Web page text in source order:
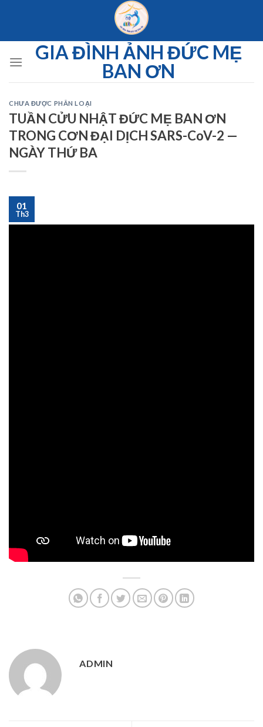
GIA ĐÌNH ẢNH ĐỨC MẸ
BAN ƠN
CHƯA ĐƯỢC PHÂN LOẠI
TUẦN CỬU NHẬT ĐỨC MẸ BAN ƠN
TRONG CƠN ĐẠI DỊCH SARS-CoV-2 —
NGÀY THỨ BA
01
Th3
ADMIN